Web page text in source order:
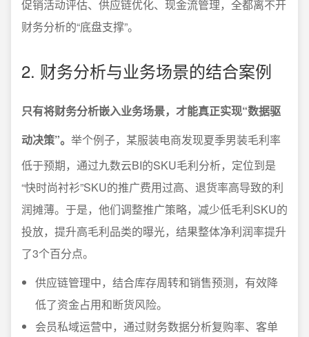
促销活动评估、供应链优化、现金流管理，全都离不开
财务分析的“底盘支撑”。
2. 财务分析与业务场景的结合案例
只有将财务分析嵌入业务场景，才能真正实现“数据驱
动决策”。 举个例子，某服装电商发现夏季男装毛利率
低于预期，通过九数云BI的SKU毛利分析，定位到是
“快时尚衬衫”SKU的推广费用过高、退货率高导致的利
润摊薄。于是，他们调整推广策略，减少低毛利SKU的
投放，提升高毛利品类的曝光，结果整体净利润率提升
了3个百分点。
供应链管理中，结合库存周转和销售预测，有效降
低了资金占用和断货风险。
会员私域运营中，通过财务数据分析复购率、客单